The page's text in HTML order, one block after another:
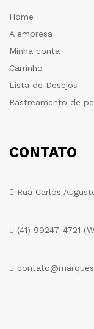
Home
A empresa
Minha conta
Carrinho
Lista de Desejos
Rastreamento de
CONTATO
Rua Carlos
(41) 99247-4721